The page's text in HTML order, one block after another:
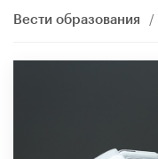
Вести образования /